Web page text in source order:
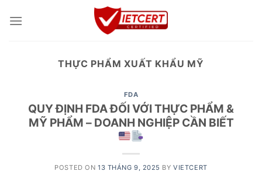
THỰC PHẨM XUẤT KHẨU MỸ
FDA
QUY ĐỊNH FDA ĐỐI VỚI THỰC PHẨM &
MỸ PHẨM – DOANH NGHIỆP CẦN BIẾT
POSTED ON 13 THÁNG 9, 2025 BYVIETCERT